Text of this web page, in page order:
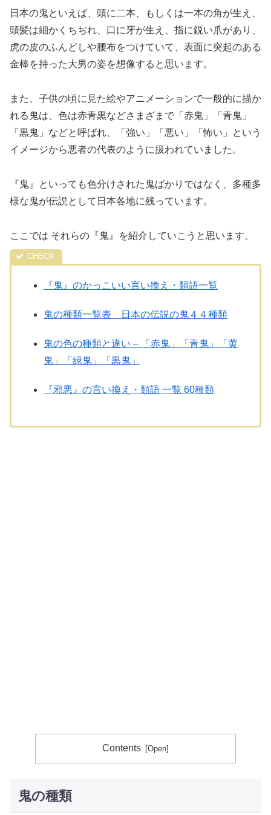
日本の鬼といえば、頭に二本、もしくは一本の角が生え、
頭髪は細かくちぢれ、口に牙が生え、指に鋭い爪があり、
虎の皮のふんどしや腰布をつけていて、表面に突起のある
金棒を持った大男の姿を想像すると思います。
また、子供の頃に見た絵やアニメーションで一般的に描か
れる鬼は、色は赤青黒などさまざまで「赤鬼」「青鬼」
「黒鬼」などと呼ばれ、「強い」「悪い」「怖い」という
イメージから悪者の代表のように扱われていました。
『鬼』といっても色分けされた鬼ばかりではなく、多種多
様な鬼が伝説として日本各地に残っています。
ここでは それらの『鬼』を紹介していこうと思います。
『鬼』のかっこいい言い換え・類語一覧
鬼の種類一覧表 日本の伝説の鬼４４種類
鬼の色の種類と違い – 「赤鬼」「青鬼」「黄
鬼」「緑鬼」「黒鬼」
『邪悪』の言い換え・類語 一覧 60種類
Contents
鬼の種類